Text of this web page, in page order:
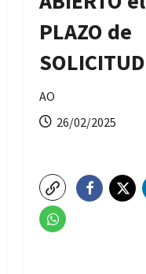
PLAZO de
SOLICITUD
AO
26/02/2025